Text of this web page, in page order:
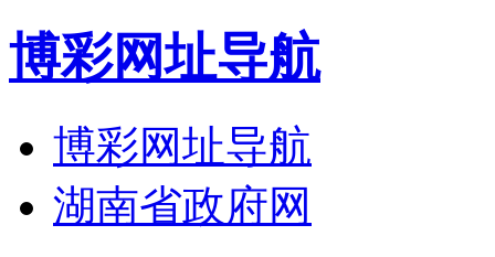
博彩网址导航
博彩网址导航
湖南省政府网